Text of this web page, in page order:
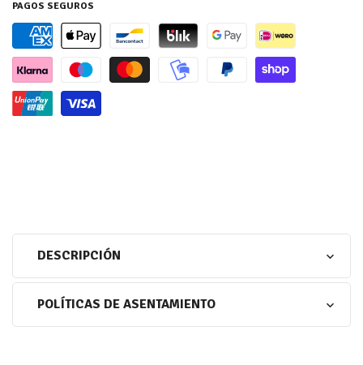
PAGOS SEGUROS
DESCRIPCIÓN
POLÍTICAS DE ASENTAMIENTO